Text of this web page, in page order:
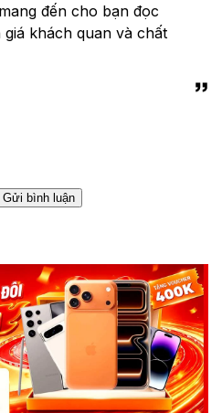
đến cho bạn đọc
khách quan và chất
Gửi bình luận